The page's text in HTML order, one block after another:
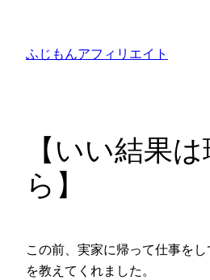
ふじもんアフィリエイト
【いい結果
ら】
この前、実家に帰って仕事を
を教えてくれました。